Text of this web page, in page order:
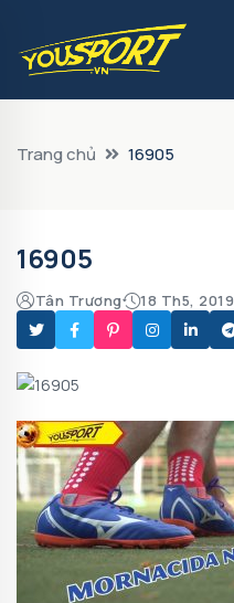
Trang chủ 16905
16905
Tân Trương 18 Th5, 2019